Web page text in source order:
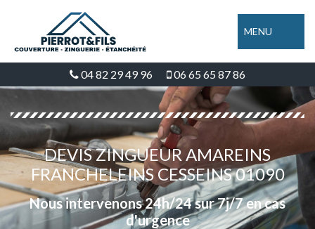
MENU
04 82 29 49 96 06 65 65 87 86
DEVIS ZINGUEUR AMAREINS
FRANCHELEINS CESSEINS 01090
Nous intervenons 24h/24 sur 7j/7 en cas
d'urgence